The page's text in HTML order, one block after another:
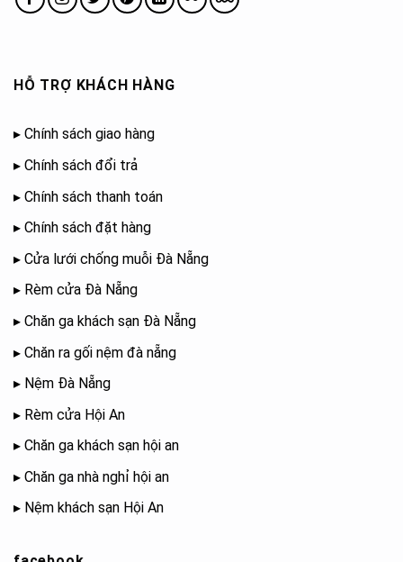
HỖ TRỢ KHÁCH HÀNG
▸ Chính sách giao hàng
▸ Chính sách đổi trả
▸ Chính sách thanh toán
▸ Chính sách đặt hàng
▸ Cửa lưới chống muỗi Đà Nẵng
▸ Rèm cửa Đà Nẵng
▸ Chăn ga khách sạn Đà Nẵng
▸ Chăn ra gối nệm đà nẵng
▸ Nệm Đà Nẵng
▸ Rèm cửa Hội An
▸ Chăn ga khách sạn hội an
▸ Chăn ga nhà nghỉ hội an
▸ Nệm khách sạn Hội An